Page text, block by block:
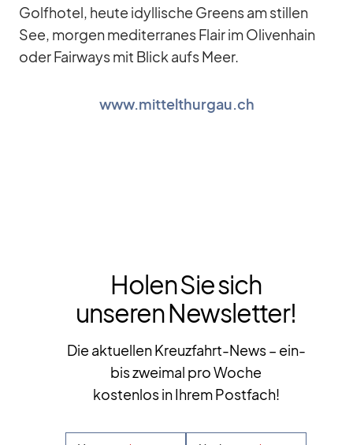
Golf­ho­tel, heute idyl­li­sche Greens am stil­len
See, mor­gen me­di­ter­ra­nes Flair im Oli­ven­hain
oder Fair­ways mit Blick aufs Meer.
www.mittelthurgau.ch
Holen Sie sich
unseren Newsletter!
Die aktuellen Kreuzfahrt-News – ein-
bis zweimal pro Woche
kostenlos in Ihrem Postfach!